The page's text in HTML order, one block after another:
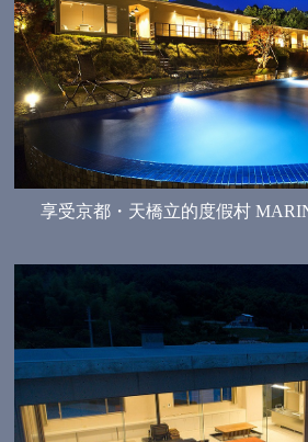
享受京都・天橋立的度假村